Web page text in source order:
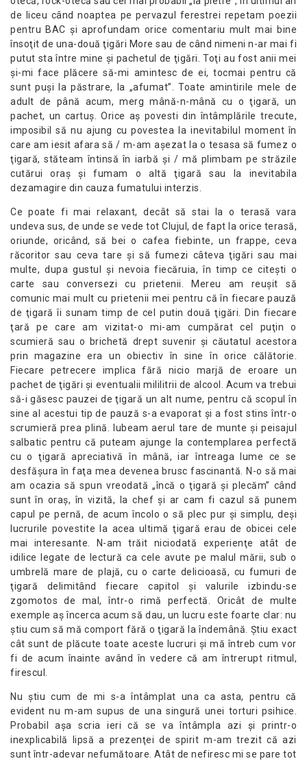
de liceu când noaptea pe pervazul ferestrei repetam poezii
pentru BAC şi aprofundam orice comentariu mult mai bine
însoţit de una-două ţigări More sau de când nimeni n-ar mai fi
putut sta între mine şi pachetul de ţigări. Toţi au fost anii mei
şi-mi face plăcere să-mi amintesc de ei, tocmai pentru că
sunt puşi la păstrare, la „afumat”. Toate amintirile mele de
adult de până acum, merg mână-n-mână cu o ţigară, un
pachet, un cartuş. Orice aş povesti din întâmplările trecute,
imposibil să nu ajung cu povestea la inevitabilul moment în
care am iesit afara să / m-am aşezat la o tesasa să fumez o
ţigară, stăteam întinsă în iarbă şi / mă plimbam pe străzile
cutărui oraş şi fumam o altă ţigară sau la inevitabila
dezamagire din cauza fumatului interzis.
Ce poate fi mai relaxant, decât să stai la o terasă vara
undeva sus, de unde se vede tot Clujul, de fapt la orice terasă,
oriunde, oricând, să bei o cafea fiebinte, un frappe, ceva
răcoritor sau ceva tare şi să fumezi câteva ţigări sau mai
multe, dupa gustul şi nevoia fiecăruia, în timp ce citeşti o
carte sau conversezi cu prietenii. Mereu am reuşit să
comunic mai mult cu prietenii mei pentru că în fiecare pauză
de ţigară îi sunam timp de cel putin două ţigări. Din fiecare
ţară pe care am vizitat-o mi-am cumpărat cel puţin o
scumieră sau o brichetă drept suvenir şi căutatul acestora
prin magazine era un obiectiv în sine în orice călătorie.
Fiecare petrecere implica fără nicio marjă de eroare un
pachet de ţigări şi eventualii mililitrii de alcool. Acum va trebui
să-i găsesc pauzei de ţigară un alt nume, pentru că scopul în
sine al acestui tip de pauză s-a evaporat şi a fost stins într-o
scrumieră prea plină. Iubeam aerul tare de munte şi peisajul
salbatic pentru că puteam ajunge la contemplarea perfectă
cu o ţigară apreciativă în mână, iar întreaga lume ce se
desfăşura în faţa mea devenea brusc fascinantă. N-o să mai
am ocazia să spun vreodată „încă o ţigară şi plecăm” când
sunt în oraş, în vizită, la chef şi ar cam fi cazul să punem
capul pe pernă, de acum încolo o să plec pur şi simplu, deşi
lucrurile povestite la acea ultimă ţigară erau de obicei cele
mai interesante. N-am trăit niciodată experienţe atât de
idilice legate de lectură ca cele avute pe malul mării, sub o
umbrelă mare de plajă, cu o carte delicioasă, cu fumuri de
ţigară delimitând fiecare capitol şi valurile izbindu-se
zgomotos de mal, într-o rimă perfectă. Oricât de multe
exemple aş încerca acum să dau, un lucru este foarte clar: nu
ştiu cum să mă comport fără o ţigară la îndemână. Ştiu exact
cât sunt de plăcute toate aceste lucruri şi mă întreb cum vor
fi de acum înainte având în vedere că am întrerupt ritmul,
firescul.
Nu ştiu cum de mi s-a întâmplat una ca asta, pentru că
evident nu m-am supus de una singură unei torturi psihice.
Probabil aşa scria ieri că se va întâmpla azi şi printr-o
inexplicabilă lipsă a prezenţei de spirit m-am trezit că azi
sunt într-adevar nefumătoare. Atât de nefiresc mi se pare tot